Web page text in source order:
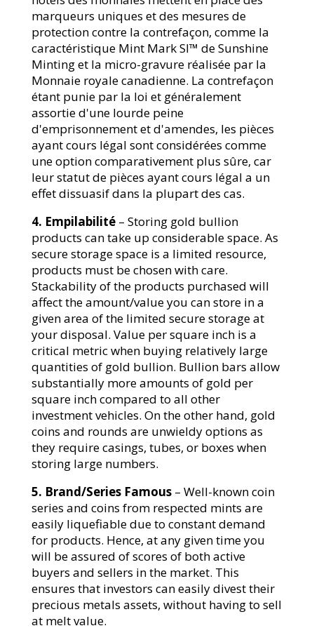
marqueurs uniques et des mesures de
protection contre la contrefaçon, comme la
caractéristique Mint Mark SI™ de Sunshine
Minting et la micro-gravure réalisée par la
Monnaie royale canadienne. La contrefaçon
étant punie par la loi et généralement
assortie d'une lourde peine
d'emprisonnement et d'amendes, les pièces
ayant cours légal sont considérées comme
une option comparativement plus sûre, car
leur statut de pièces ayant cours légal a un
effet dissuasif dans la plupart des cas.
4. Empilabilité– Storing gold bullion
products can take up considerable space. As
secure storage space is a limited resource,
products must be chosen with care.
Stackability of the products purchased will
affect the amount/value you can store in a
given area of the limited secure storage at
your disposal. Value per square inch is a
critical metric when buying relatively large
quantities of gold bullion. Bullion bars allow
substantially more amounts of gold per
square inch compared to all other
investment vehicles. On the other hand, gold
coins and rounds are unwieldy options as
they require casings, tubes, or boxes when
storing large numbers.
5. Brand/Series Famous – Well-known coin
series and coins from respected mints are
easily liquefiable due to constant demand
for products. Hence, at any given time you
will be assured of scores of both active
buyers and sellers in the market. This
ensures that investors can easily divest their
precious metals assets, without having to sell
at melt value.